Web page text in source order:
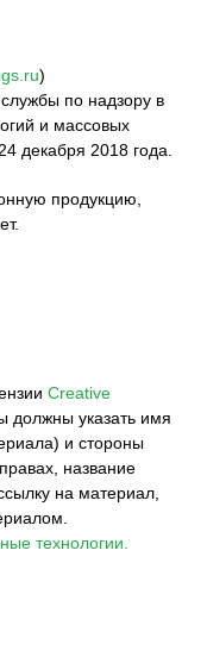
)
по надзору в
и массовых
декабря 2018 года.
продукцию,
Creative
должны указать имя
и стороны
название
на материал,
технологии.